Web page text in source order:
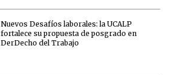
Nuevos Desafíos laborales: la UCALP
fortalece su propuesta de posgrado en
DerDecho del Trabajo